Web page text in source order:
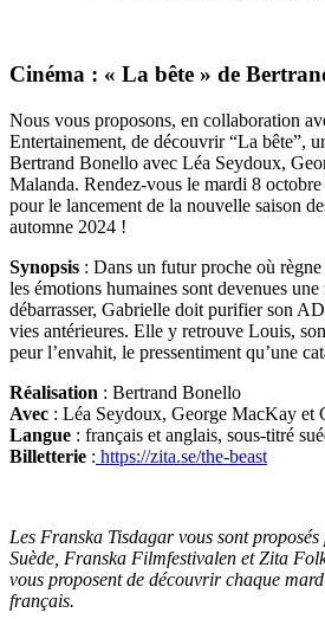
Cinéma : « La bête » de
Nous vous proposons, en collaboration
Entertainement, de découvrir “La bête”,
Bertrand Bonello avec Léa Seydoux,
Malanda. Rendez-vous le mardi 8
pour le lancement de la nouvelle saison
automne 2024 !
Synopsis : Dans un futur proche où
les émotions humaines sont devenues une
débarrasser, Gabrielle doit purifier son
vies antérieures. Elle y retrouve Louis,
peur l’envahit, le pressentiment qu’une
Réalisation : Bertrand Bonello
Avec : Léa Seydoux, George MacKay et
Langue : français et anglais, sous-titré
Billetterie : https://zita.se/the-beast
Les Franska Tisdagar vous sont
Suède, Franska Filmfestivalen et Zita
vous proposent de découvrir chaque
français.